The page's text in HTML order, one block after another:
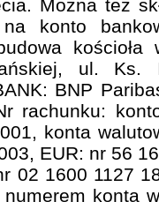
Można też
konto
ul. Ks.
BNP
rachunku:
konta
EUR: nr 56
02 1600 1127
konta